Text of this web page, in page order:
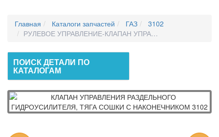
Главная Каталоги запчастей ГАЗ
3102
РУЛЕВОЕ УПРАВЛЕНИЕ-КЛАПАН УПРАВЛЕНИЯ
ПОИСК ДЕТАЛИ ПО
КАТАЛОГАМ